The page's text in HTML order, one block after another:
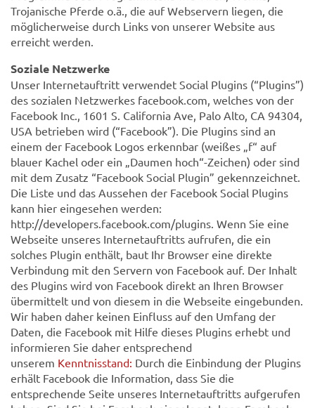
Trojanische Pferde o.ä., die auf Webservern liegen, die
möglicherweise durch Links von unserer Website aus
erreicht werden.
Soziale Netzwerke
Unser Internetauftritt verwendet Social Plugins (“Plugins”)
des sozialen Netzwerkes facebook.com, welches von der
Facebook Inc., 1601 S. California Ave, Palo Alto, CA 94304,
USA betrieben wird (“Facebook”). Die Plugins sind an
einem der Facebook Logos erkennbar (weißes „f“ auf
blauer Kachel oder ein „Daumen hoch“-Zeichen) oder sind
mit dem Zusatz “Facebook Social Plugin” gekennzeichnet.
Die Liste und das Aussehen der Facebook Social Plugins
kann hier eingesehen werden:
http://developers.facebook.com/plugins. Wenn Sie eine
Webseite unseres Internetauftritts aufrufen, die ein
solches Plugin enthält, baut Ihr Browser eine direkte
Verbindung mit den Servern von Facebook auf. Der Inhalt
des Plugins wird von Facebook direkt an Ihren Browser
übermittelt und von diesem in die Webseite eingebunden.
Wir haben daher keinen Einfluss auf den Umfang der
Daten, die Facebook mit Hilfe dieses Plugins erhebt und
informieren Sie daher entsprechend
unserem Kenntnisstand: Durch die Einbindung der Plugins
erhält Facebook die Information, dass Sie die
entsprechende Seite unseres Internetauftritts aufgerufen